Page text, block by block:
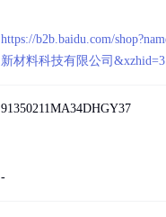
https://b2b.baidu.com/
新材料科技有限公司
91350211MA34DHGY37
-